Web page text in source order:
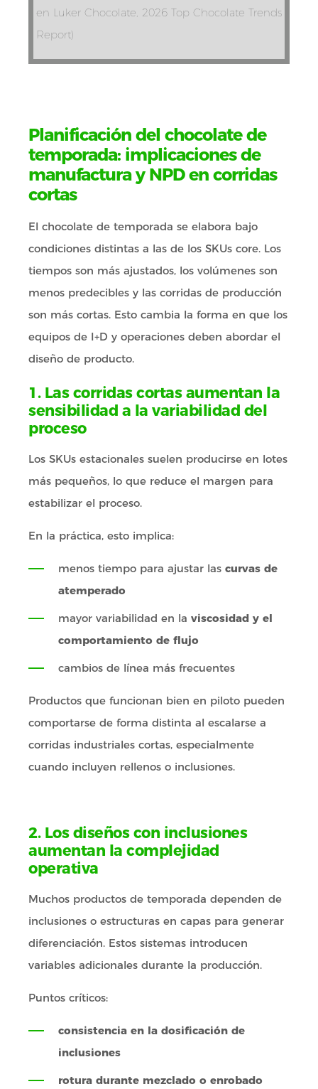
en Luker Chocolate, 2026 Top Chocolate Trends
Report)
Planificación del chocolate de
temporada: implicaciones de
manufactura y NPD en corridas
cortas
El chocolate de temporada se elabora bajo
condiciones distintas a las de los SKUs core. Los
tiempos son más ajustados, los volúmenes son
menos predecibles y las corridas de producción
son más cortas. Esto cambia la forma en que los
equipos de I+D y operaciones deben abordar el
diseño de producto.
1. Las corridas cortas aumentan la
sensibilidad a la variabilidad del
proceso
Los SKUs estacionales suelen producirse en lotes
más pequeños, lo que reduce el margen para
estabilizar el proceso.
En la práctica, esto implica:
menos tiempo para ajustar las curvas de
atemperado
mayor variabilidad en la viscosidad y el
comportamiento de flujo
cambios de línea más frecuentes
Productos que funcionan bien en piloto pueden
comportarse de forma distinta al escalarse a
corridas industriales cortas, especialmente
cuando incluyen rellenos o inclusiones.
2. Los diseños con inclusiones
aumentan la complejidad
operativa
Muchos productos de temporada dependen de
inclusiones o estructuras en capas para generar
diferenciación. Estos sistemas introducen
variables adicionales durante la producción.
Puntos críticos:
consistencia en la dosificación de
inclusiones
rotura durante mezclado o enrobado